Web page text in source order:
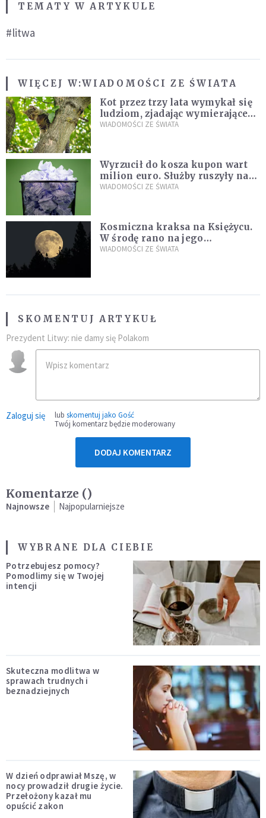
TEMATY W ARTYKULE
#litwa
WIĘCEJ W:WIADOMOŚCI ZE ŚWIATA
Kot przez trzy lata wymykał się
ludziom, zjadając wymierające
kaczki. W końcu popełnił
WIADOMOŚCI ZE ŚWIATA
Wyrzucił do kosza kupon wart
milion euro. Służby ruszyły na
poszukiwania
WIADOMOŚCI ZE ŚWIATA
Kosmiczna kraksa na Księżycu.
W środę rano na jego
powierzchni dojdzie do
WIADOMOŚCI ZE ŚWIATA
SKOMENTUJ ARTYKUŁ
Prezydent Litwy: nie damy się Polakom
Zaloguj się lub skomentuj jako Gość
Twój komentarz będzie moderowany
DODAJ KOMENTARZ
Komentarze ()
Najnowsze Najpopularniejsze
WYBRANE DLA CIEBIE
Potrzebujesz pomocy?
Pomodlimy się w Twojej
intencji
Skuteczna modlitwa w
sprawach trudnych i
beznadziejnych
W dzień odprawiał Mszę, w
nocy prowadził drugie życie.
Przełożony kazał mu
opuścić zakon